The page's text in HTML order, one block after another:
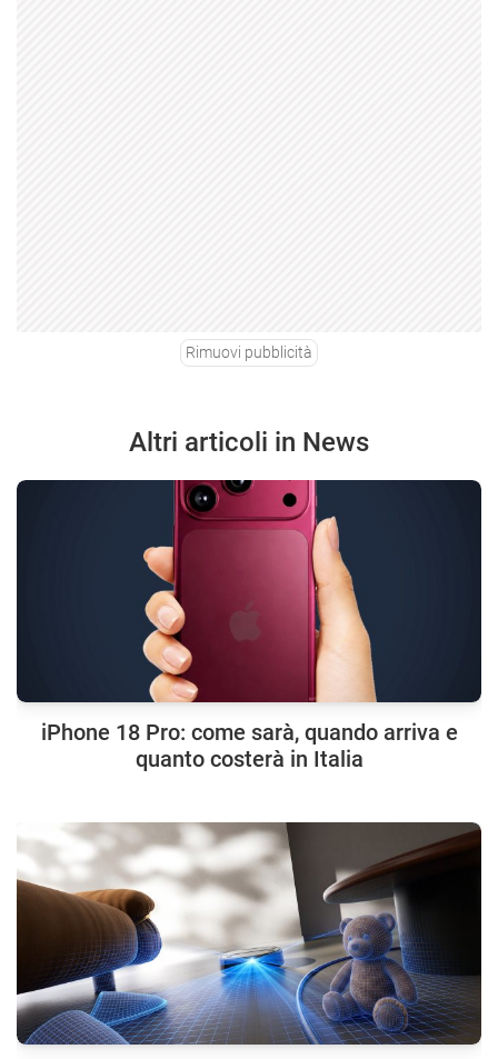
Rimuovi pubblicità
Altri articoli in News
iPhone 18 Pro: come sarà, quando arriva e
quanto costerà in Italia